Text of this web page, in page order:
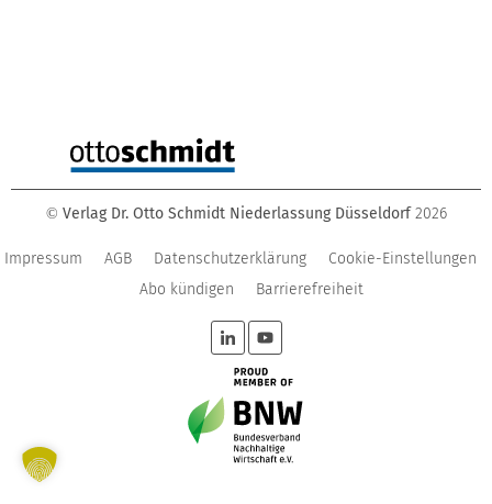
© Verlag Dr. Otto Schmidt Niederlassung Düsseldorf 2026
Impressum AGB Datenschutzerklärung
Cookie-Einstellungen
Abo kündigen
Barrierefreiheit